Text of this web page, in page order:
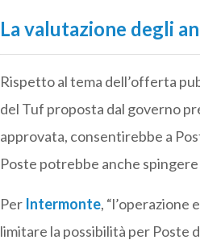
La valutazione degli
Rispetto al tema dell’offerta
del Tuf proposta dal governo
approvata, consentirebbe a
Poste potrebbe anche
Per Intermonte, “l’operazione
limitare la possibilità per Poste